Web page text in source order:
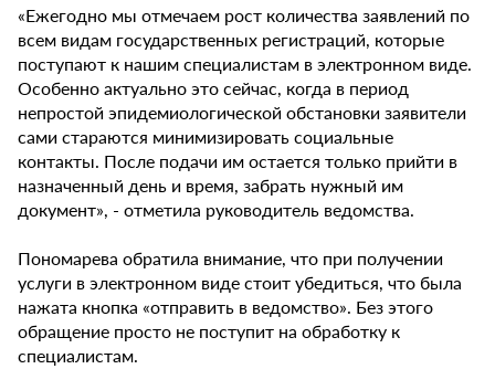
«Ежегодно мы отмечаем рост количества заявлений по
всем видам государственных регистраций, которые
поступают к нашим специалистам в электронном виде.
Особенно актуально это сейчас, когда в период
непростой эпидемиологической обстановки заявители
сами стараются минимизировать социальные
контакты. После подачи им остается только прийти в
назначенный день и время, забрать нужный им
документ», - отметила руководитель ведомства.
Пономарева обратила внимание, что при получении
услуги в электронном виде стоит убедиться, что была
нажата кнопка «отправить в ведомство». Без этого
обращение просто не поступит на обработку к
специалистам.